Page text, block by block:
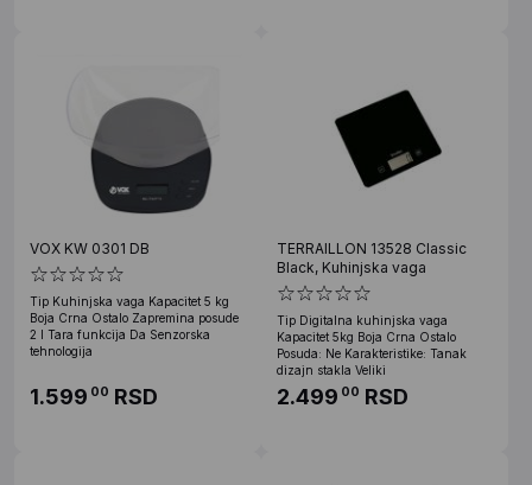
VOX KW 0301 DB
Tip Kuhinjska vaga Kapacitet 5 kg
Boja Crna Ostalo Zapremina posude
2 l Tara funkcija Da Senzorska
tehnologija
1.599 00 RSD
TERRAILLON 13528 Classic
Black, Kuhinjska vaga
Tip Digitalna kuhinjska vaga
Kapacitet 5kg Boja Crna Ostalo
Posuda: Ne Karakteristike: Tanak
dizajn stakla Veliki
2.499 00 RSD